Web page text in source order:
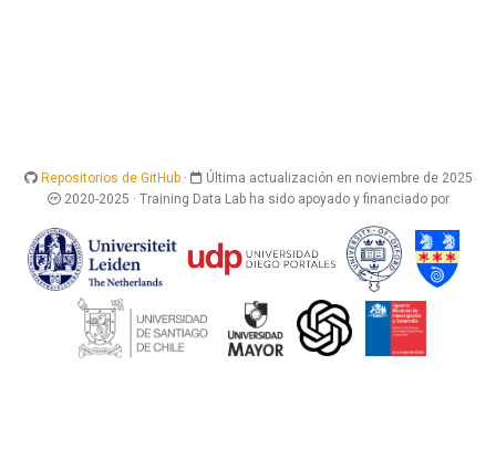
Repositorios de GitHub·
Última actualización en noviembre de 2025
2020-2025 · Training Data Lab ha sido apoyado y financiado por